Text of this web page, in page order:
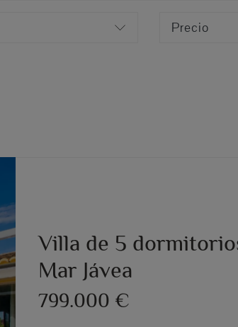
Precio
Villa de 5
Mar Jávea
799.000 €